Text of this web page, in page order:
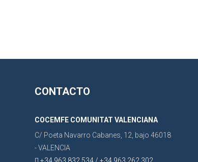
CONTACTO
COCEMFE COMUNITAT VALENCIANA
C/ Poeta Navarro Cabanes, 12, bajo 46018
- VALENCIA